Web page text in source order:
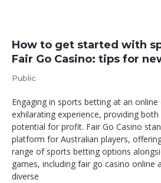
How to get started with
Fair Go Casino: tips for
Public
Engaging in sports betting at an online
exhilarating experience, providing
potential for profit. Fair Go Casino
platform for Australian players,
range of sports betting options
games, including fair go casino online
diverse